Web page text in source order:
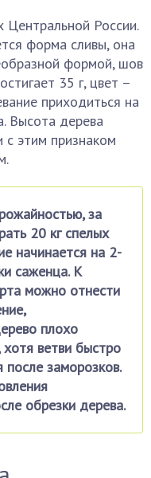
Центральной России.
форма сливы, она
формой, шов
35 г, цвет –
приходиться на
Высота дерева
с этим признаком
за
20 кг спелых
начинается на 2-
саженца. К
можно отнести
плохо
ветви быстро
после заморозков.
обрезки дерева.